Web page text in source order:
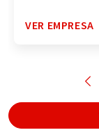
VER EMPRESA